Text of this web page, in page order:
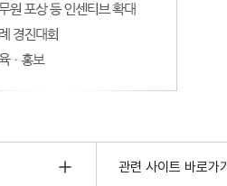
관련 사이트 바로가기